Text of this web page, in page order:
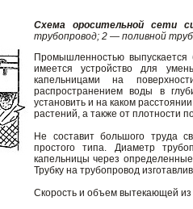
Схема оросительной сети
трубопровод; 2 — поливной
Промышленностью
имеется устройство для
капельницами на
распространением воды в
установить и на каком
растений, а также от плотности
Не составит большого труда
простого типа. Диаметр
капельницы через
Трубку на трубопровод
Скорость и объем вытекающей